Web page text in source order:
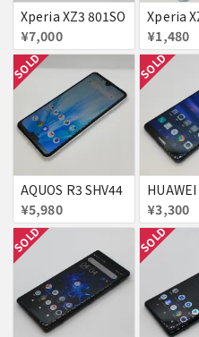
Xperia XZ3 801SO
¥7,000
¥1,480
SOLD
AQUOS R3 SHV44
¥5,980
SOLD
¥3,300
SOLD SOLD